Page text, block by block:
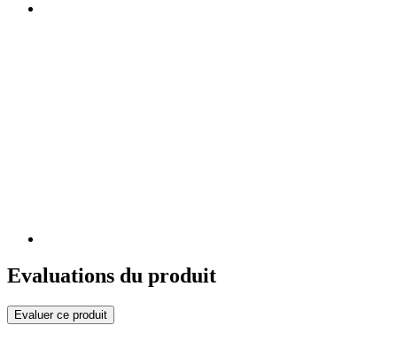
Evaluations du produit
Evaluer ce produit